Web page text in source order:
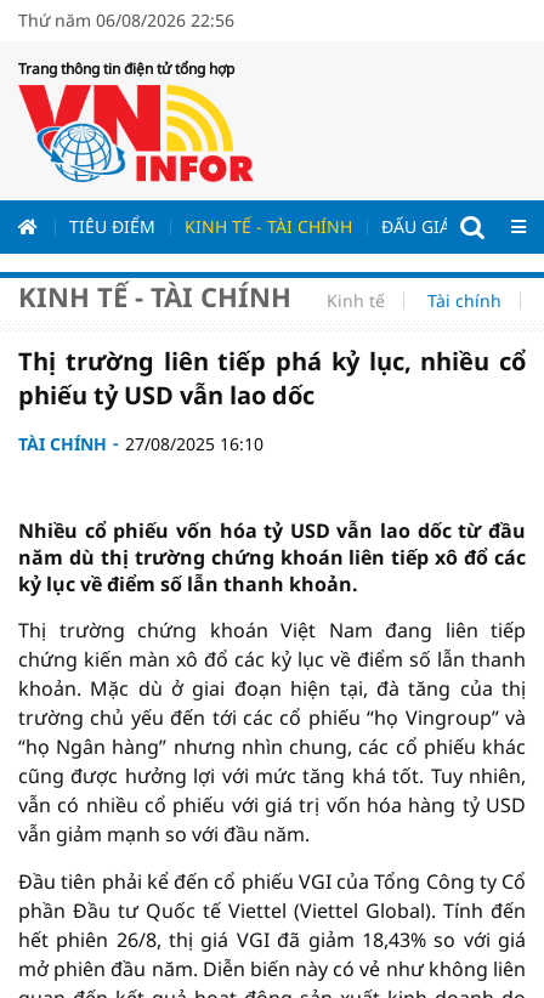
Thứ năm 06/08/2026 22:56
Trang thông tin điện tử tổng hợp
TIÊU ĐIỂM KINH TẾ - TÀI CHÍNH ĐẤU GIÁ - ĐẤU
KINH TẾ - TÀI CHÍNH Kinh tế Tài chính
Thị trường liên tiếp phá kỷ lục, nhiều cổ
phiếu tỷ USD vẫn lao dốc
TÀI CHÍNH 27/08/2025 16:10
Nhiều cổ phiếu vốn hóa tỷ USD vẫn lao dốc từ đầu
năm dù thị trường chứng khoán liên tiếp xô đổ các
kỷ lục về điểm số lẫn thanh khoản.
Thị trường chứng khoán Việt Nam đang liên tiếp
chứng kiến màn xô đổ các kỷ lục về điểm số lẫn thanh
khoản. Mặc dù ở giai đoạn hiện tại, đà tăng của thị
trường chủ yếu đến tới các cổ phiếu “họ Vingroup” và
“họ Ngân hàng” nhưng nhìn chung, các cổ phiếu khác
cũng được hưởng lợi với mức tăng khá tốt. Tuy nhiên,
vẫn có nhiều cổ phiếu với giá trị vốn hóa hàng tỷ USD
vẫn giảm mạnh so với đầu năm.
Đầu tiên phải kể đến cổ phiếu VGI của Tổng Công ty Cổ
phần Đầu tư Quốc tế Viettel (Viettel Global). Tính đến
hết phiên 26/8, thị giá VGI đã giảm 18,43% so với giá
mở phiên đầu năm. Diễn biến này có vẻ như không liên